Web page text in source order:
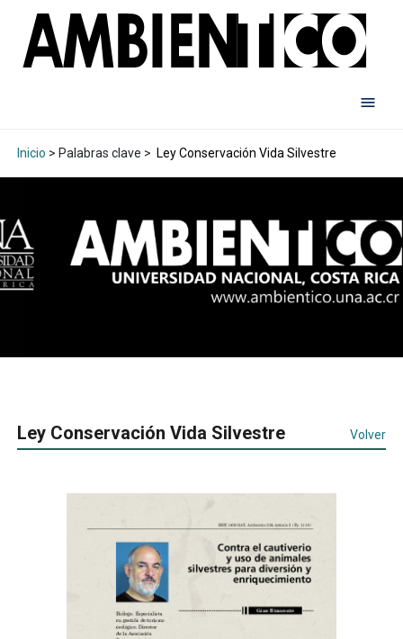
Inicio > Palabras clave > Ley Conservación Vida Silvestre
Ley Conservación Vida Silvestre Volver